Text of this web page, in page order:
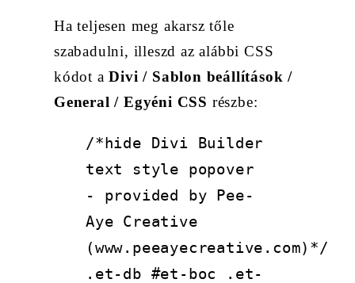
Ha teljesen meg akarsz tőle
szabadulni, illeszd az alábbi CSS
kódot aDivi / Sablon beállítások /
General / Egyéni CSS részbe:
/*hide Divi Builder
text style popover
- provided by Pee-
Aye Creative
(www.peeayecreative.com)*/
.et-db #et-boc .et-